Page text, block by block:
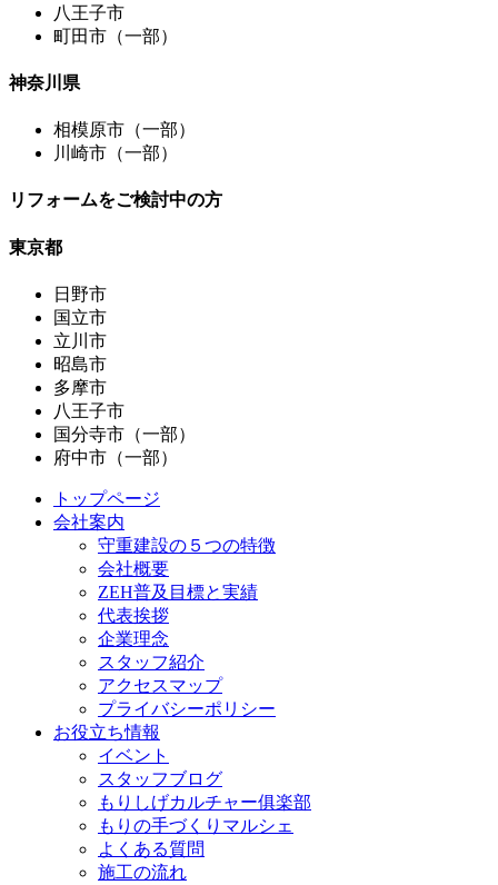
八王子市
町田市（一部）
神奈川県
相模原市（一部）
川崎市（一部）
リフォームをご検討中の方
東京都
日野市
国立市
立川市
昭島市
多摩市
八王子市
国分寺市（一部）
府中市（一部）
トップページ
会社案内
守重建設の５つの特徴
会社概要
ZEH普及目標と実績
代表挨拶
企業理念
スタッフ紹介
アクセスマップ
プライバシーポリシー
お役立ち情報
イベント
スタッフブログ
もりしげカルチャー俱楽部
もりの手づくりマルシェ
よくある質問
施工の流れ